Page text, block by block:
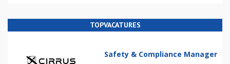
TOPVACATURES
Safety & Compliance Manager